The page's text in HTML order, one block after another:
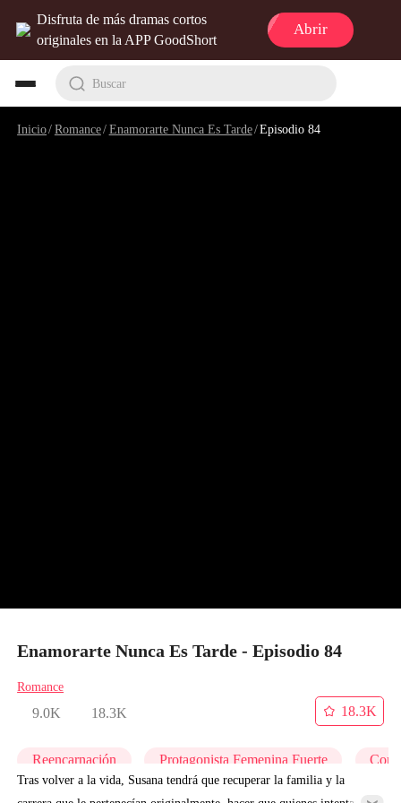
Disfruta de más dramas cortos
originales en la APP GoodShort
Abrir
Buscar
Inicio/Romance/Enamorarte Nunca Es Tarde/Episodio 84
Enamorarte Nunca Es Tarde - Episodio 84
Romance
9.0K 18.3K
18.3K
Reencarnación Protagonista Femenina Fuerte
Tras volver a la vida, Susana tendrá que recuperar la familia y la